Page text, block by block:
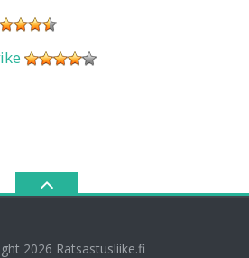
2026 Ratsastusliike.fi